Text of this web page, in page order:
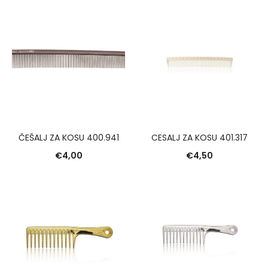
ČEŠALJ ZA KOSU 400.941
€4,00
CESALJ ZA KOSU 401.317
€4,50